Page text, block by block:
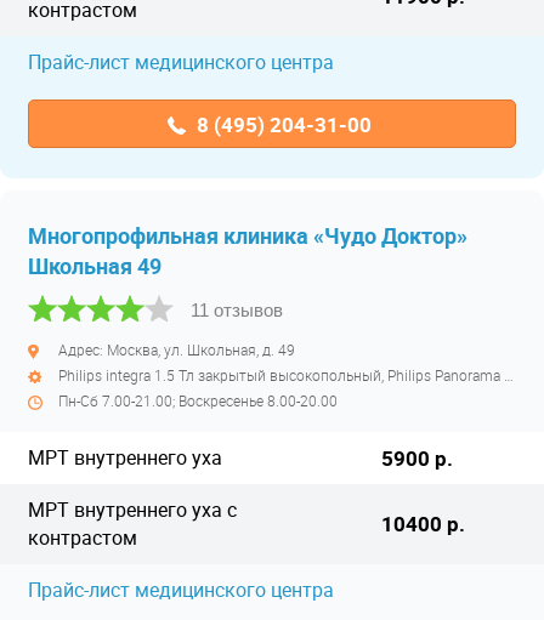
контрастом
Прайс-лист медицинского центра
8 (495) 204-31-00
Многопрофильная клиника «Чудо Доктор»
Школьная 49
11 отзывов
Адрес: Москва, ул. Школьная, д. 49
Пн-Сб 7.00-21.00; Воскресенье 8.00-20.00
МРТ внутреннего уха 5900 р.
МРТ внутреннего уха с
контрастом
10400 р.
Прайс-лист медицинского центра